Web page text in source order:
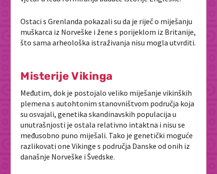
Ostaci s Grenlanda pokazali su da je riječ o miješanju
muškarca iz Norveške i žene s porijeklom iz Britanije,
što sama arheološka istraživanja nisu mogla utvrditi.
Misterije Vikinga
Međutim, dok je postojalo veliko miješanje vikinških
plemena s autohtonim stanovništvom područja koja
su osvajali, genetika skandinavskih populacija u
unutrašnjosti je ostala relativno intaktna i nisu se
međusobno puno miješali. Tako je genetički moguće
razlikovati one Vikinge s područja Danske od onih iz
današnje Norveške i Švedske.